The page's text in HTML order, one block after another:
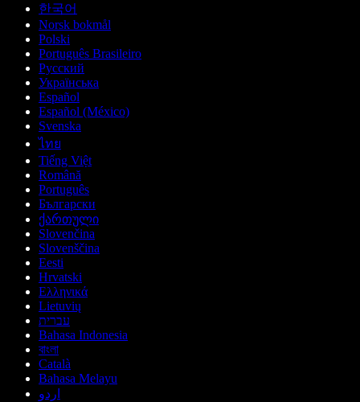
한국어
Norsk bokmål
Polski
Português Brasileiro
Русский
Українська
Español
Español (México)
Svenska
ไทย
Tiếng Việt
Română
Português
Български
ქართული
Slovenčina
Slovenščina
Eesti
Hrvatski
Ελληνικά
Lietuvių
עברית
Bahasa Indonesia
বাংলা
Català
Bahasa Melayu
اردو